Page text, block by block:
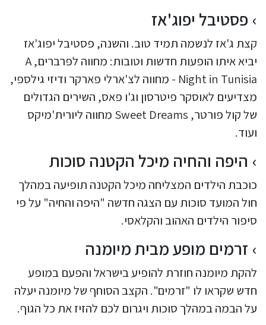
פסטיבל יפוג'אז
קצת ג'אז לנשמה תמיד טוב. והשנה, פסטיבל יפוג'אז
יביא איתו הופעות חדשות וטובות: מחווה לפרברים, A
Night in Tunisia - מחווה לצ'ארלי פארקר ודיזי גילספי,
מצדיעים לאוסקר פיטרסון וג'ו פאס, השירים הגדולים
של קול פורטר, Sweet Dreams מחווה ליורית'מיקס
ועוד.
היפה והחיה מיכל הקטנה סוכות
כוכבת הילדים המצליחה מיכל הקטנה תופיעה במהלך
חול המועד סוכות עם הצגה חדשה "היפה והחיה" על פי
סיפור הילדים האהוב והקלאסי.
זרמים מופע מבית מיומנה
להקת מיומנה חוזרת להופיע בישראל והפעם במופע
חדש שקראו לו "זרמים". הקצב הסוחף של מיומנה יעלה
על הבמה במהלך סוכות ויגרום לכם להזיז את כל הגוף.